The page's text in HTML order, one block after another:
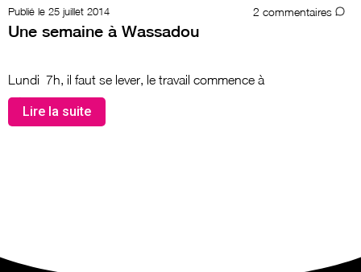
Une semaine à Wassadou
25 juillet 2014 2 commentaires
Lundi 7h, il faut se lever, le travail commence à
Lire la suite